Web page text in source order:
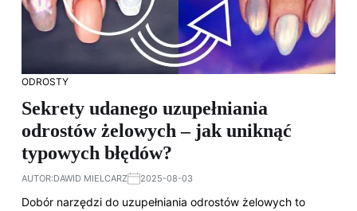
ODROSTY
Sekrety udanego uzupełniania
odrostów żelowych – jak uniknąć
typowych błędów?
AUTOR:DAWID MIELCARZ 2025-08-03
Dobór narzędzi do uzupełniania odrostów żelowych to